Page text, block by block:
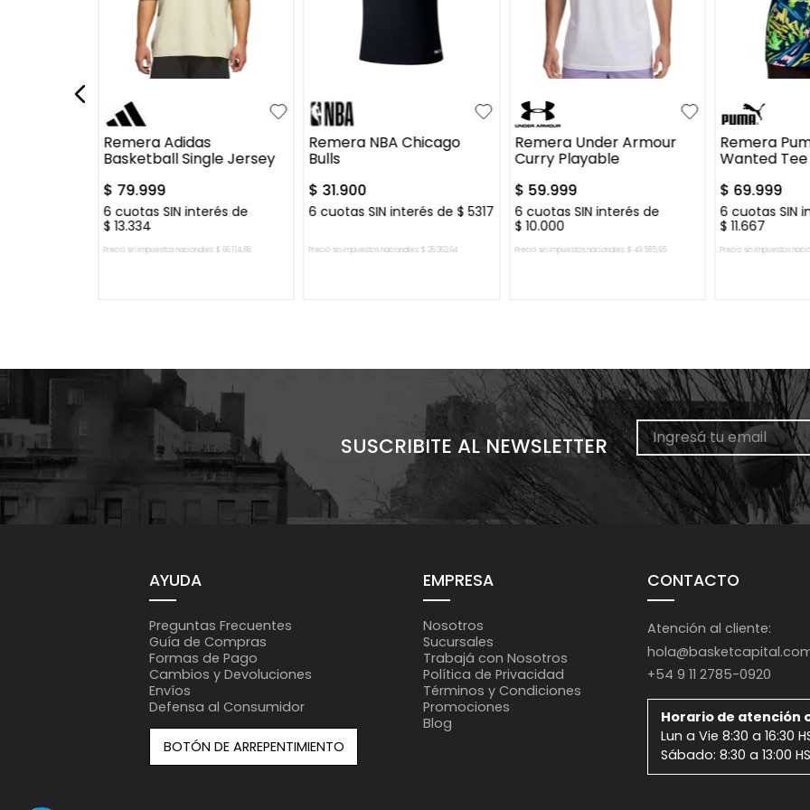
M
Remera Adidas
Basketball Single Jersey
$ 79.999
6cuotas SIN interés de
$ 13.334
Precio sin impuestos nacionales: $ 66. 114,88
Remera NBA Chicago
Bulls
$ 31.900
6 cuotas SIN interés de$ 5317
Precio sin impuestos nacionales: $ 26 363,64
L
M XL XXL
Remera Under Armour
Curry Playable
$ 59.999
6 cuotas SIN interés de
$ 10.000
Precio sin impuestos nacionales: $ 49 585,95
L
M
Remera
Wanted Tee
$ 69.999
6 cuotas SIN
$ 11.667
Precio sin impuestos
SUSCRIBITE AL NEWSLETTER
AYUDA
Preguntas Frecuentes
Guía de Compras
Formas de Pago
Cambios y Devoluciones
Envíos
Defensa al Consumidor
BOTÓN DE ARREPENTIMIENTO
EMPRESA
Nosotros
Sucursales
Trabajá con Nosotros
Política de Privacidad
Términos y Condiciones
Promociones
Blog
CONTACTO
Atención al cliente:
+54 9 11 2785-0920
Horario de atención
Lun a Vie 8:30 a 16:30
Sábado: 8:30 a 13:00 HS